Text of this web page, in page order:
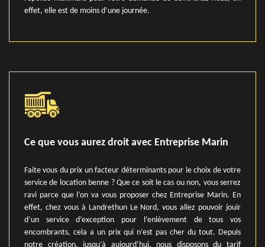
effet, elle est de moins d’une journée.
Ce que vous aurez droit avec Entreprise Marin
Faite vous du prix un facteur déterminants pour le choix de votre
service de location benne ? Que ce soit le cas ou non, vous serrez
ravi parce que l’on va vous proposer chez Entreprise Marin. En
effet, chez vous à Landrethun Le Nord, vous allez pouvoir jouir
d’un service d’exception pour l’enlèvement de tous vos
encombrants, cela a un prix qui n’est pas cher du tout. Depuis
notre création, jusqu’à aujourd’hui, nous disposons du tarif